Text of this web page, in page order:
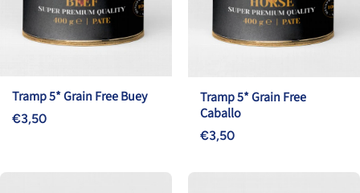
Tramp 5* Grain Free Buey
€3,50
Tramp 5* Grain Free
Caballo
€3,50